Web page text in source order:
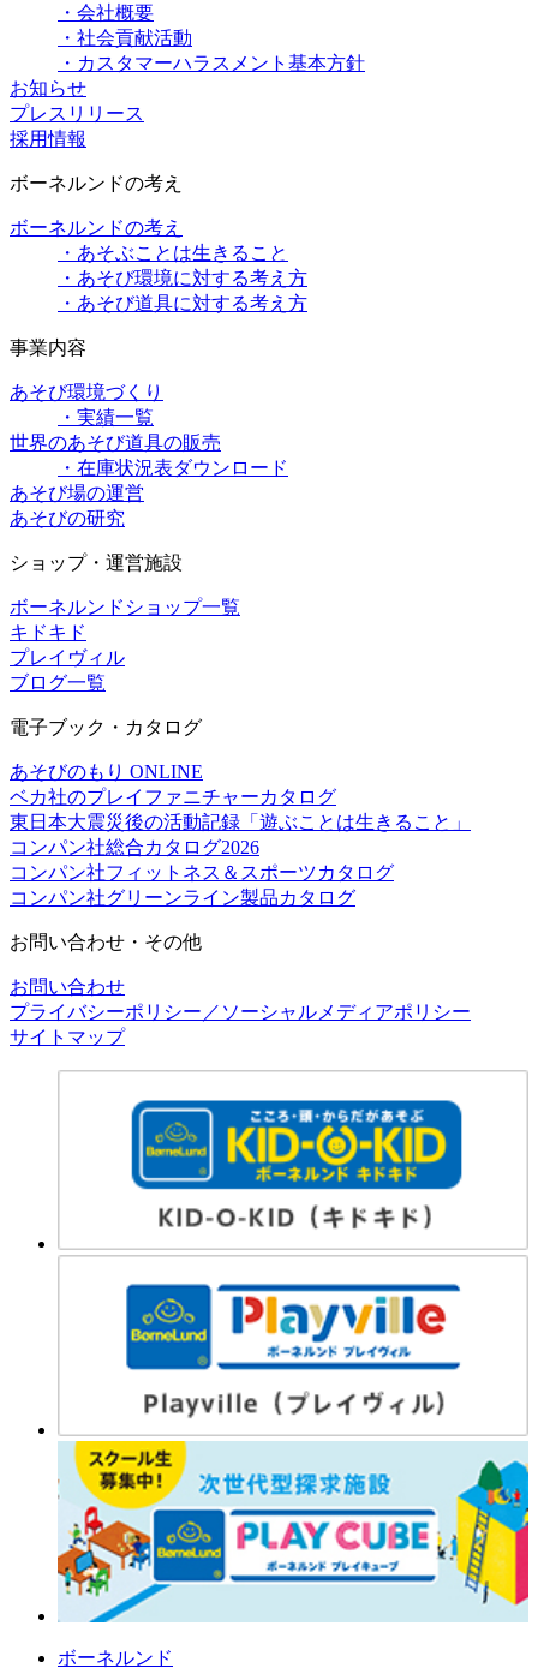
・会社概要
・社会貢献活動
・カスタマーハラスメント基本方針
お知らせ
プレスリリース
採用情報
ボーネルンドの考え
ボーネルンドの考え
・あそぶことは生きること
・あそび環境に対する考え方
・あそび道具に対する考え方
事業内容
あそび環境づくり
・実績一覧
世界のあそび道具の販売
・在庫状況表ダウンロード
あそび場の運営
あそびの研究
ショップ・運営施設
ボーネルンドショップ一覧
キドキド
プレイヴィル
ブログ一覧
電子ブック・カタログ
あそびのもり ONLINE
ベカ社のプレイファニチャーカタログ
東日本大震災後の活動記録「遊ぶことは生きること」
コンパン社総合カタログ2026
コンパン社フィットネス＆スポーツカタログ
コンパン社グリーンライン製品カタログ
お問い合わせ・その他
お問い合わせ
プライバシーポリシー／ソーシャルメディアポリシー
サイトマップ
ボーネルンド